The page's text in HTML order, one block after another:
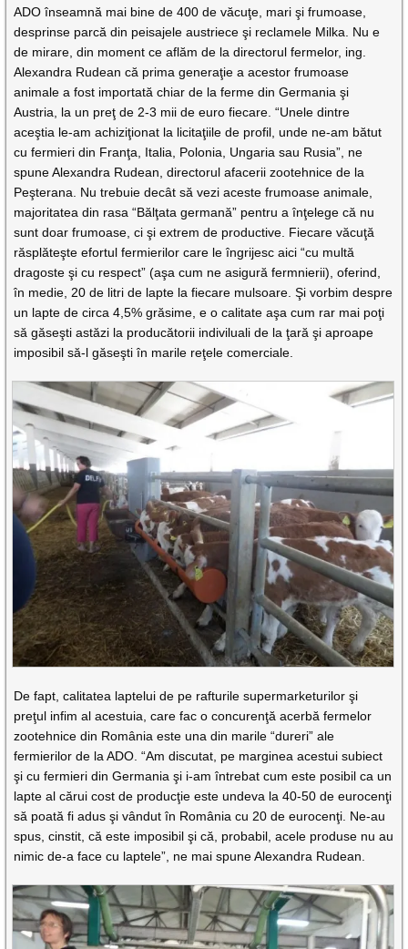
ADO înseamnă mai bine de 400 de văcuţe, mari şi frumoase,
desprinse parcă din peisajele austriece şi reclamele Milka. Nu e
de mirare, din moment ce aflăm de la directorul fermelor, ing.
Alexandra Rudean că prima generaţie a acestor frumoase
animale a fost importată chiar de la ferme din Germania şi
Austria, la un preţ de 2-3 mii de euro fiecare. “Unele dintre
aceştia le-am achiziţionat la licitaţiile de profil, unde ne-am bătut
cu fermieri din Franţa, Italia, Polonia, Ungaria sau Rusia”, ne
spune Alexandra Rudean, directorul afacerii zootehnice de la
Peşterana. Nu trebuie decât să vezi aceste frumoase animale,
majoritatea din rasa “Bălţata germană” pentru a înţelege că nu
sunt doar frumoase, ci şi extrem de productive. Fiecare văcuţă
răsplăteşte efortul fermierilor care le îngrijesc aici “cu multă
dragoste şi cu respect” (aşa cum ne asigură fermnierii), oferind,
în medie, 20 de litri de lapte la fiecare mulsoare. Şi vorbim despre
un lapte de circa 4,5% grăsime, e o calitate aşa cum rar mai poţi
să găseşti astăzi la producătorii indiviluali de la ţară şi aproape
imposibil să-l găseşti în marile reţele comerciale.
De fapt, calitatea laptelui de pe rafturile supermarketurilor şi
preţul infim al acestuia, care fac o concurenţă acerbă fermelor
zootehnice din România este una din marile “dureri” ale
fermierilor de la ADO. “Am discutat, pe marginea acestui subiect
şi cu fermieri din Germania şi i-am întrebat cum este posibil ca un
lapte al cărui cost de producţie este undeva la 40-50 de eurocenţi
să poată fi adus şi vândut în România cu 20 de eurocenţi. Ne-au
spus, cinstit, că este imposibil şi că, probabil, acele produse nu au
nimic de-a face cu laptele”, ne mai spune Alexandra Rudean.